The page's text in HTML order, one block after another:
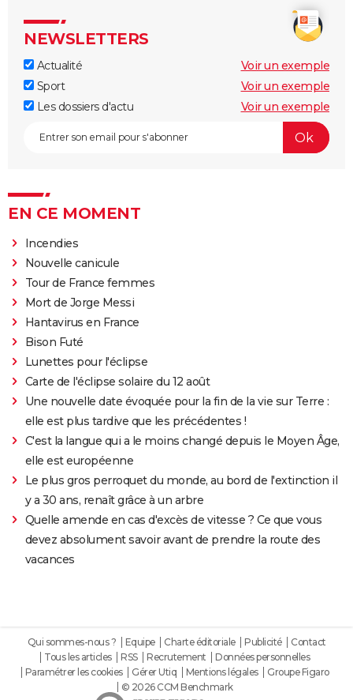
NEWSLETTERS
Actualité
Voir un exemple
Sport
Voir un exemple
Les dossiers d'actu
Voir un exemple
EN CE MOMENT
Incendies
Nouvelle canicule
Tour de France femmes
Mort de Jorge Messi
Hantavirus en France
Bison Futé
Lunettes pour l'éclipse
Carte de l'éclipse solaire du 12 août
Une nouvelle date évoquée pour la fin de la vie sur Terre :
elle est plus tardive que les précédentes !
C'est la langue qui a le moins changé depuis le Moyen Âge,
elle est européenne
Le plus gros perroquet du monde, au bord de l'extinction il
y a 30 ans, renaît grâce à un arbre
Quelle amende en cas d'excès de vitesse ? Ce que vous
devez absolument savoir avant de prendre la route des
vacances
Qui sommes-nous ? Equipe Charte éditoriale Publicité
Contact
Tous les articles
RSS Recrutement
Données personnelles
Paramétrer les cookies
Gérer Utiq Mentions légales
Groupe Figaro
© 2026 CCM Benchmark